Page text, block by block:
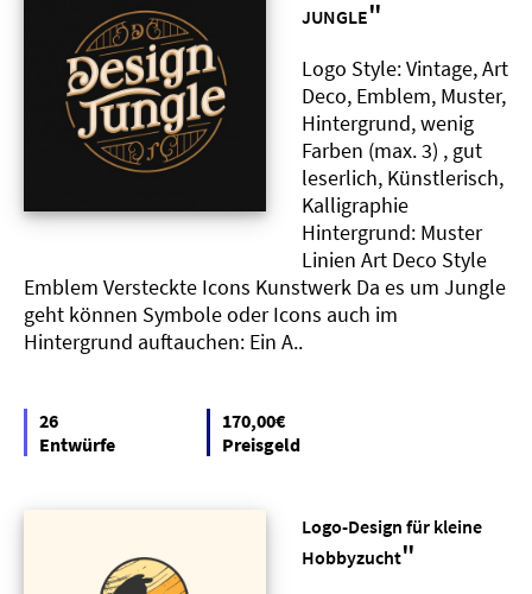
JUNGLE"
Logo Style: Vintage, Art
Deco, Emblem, Muster,
Hintergrund, wenig
Farben (max. 3) , gut
leserlich, Künstlerisch,
Kalligraphie
Hintergrund: Muster
Linien Art Deco Style
Emblem Versteckte Icons Kunstwerk Da es um Jungle
geht können Symbole oder Icons auch im
Hintergrund auftauchen: Ein A..
26
Entwürfe
170,00€
Preisgeld
Logo-Design für kleine
Hobbyzucht"